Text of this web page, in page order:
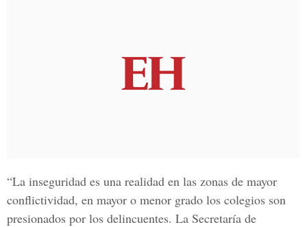
“La inseguridad es una realidad en las zonas de mayor
conflictividad, en mayor o menor grado los colegios son
presionados por los delincuentes. La Secretaría de